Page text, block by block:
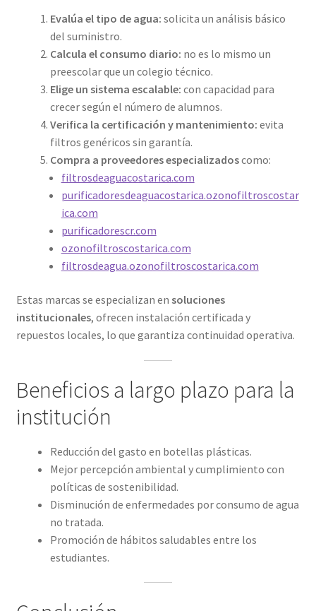
Evalúa el tipo de agua: solicita un análisis básico
del suministro.
Calcula el consumo diario: no es lo mismo un
preescolar que un colegio técnico.
Elige un sistema escalable: con capacidad para
crecer según el número de alumnos.
Verifica la certificación y mantenimiento: evita
filtros genéricos sin garantía.
Compra a proveedores especializadoscomo:
filtrosdeaguacostarica.com
purificadoresdeaguacostarica.ozonofiltroscostar
ica.com
purificadorescr.com
ozonofiltroscostarica.com
filtrosdeagua.ozonofiltroscostarica.com
Estas marcas se especializan en soluciones
institucionales, ofrecen instalación certificada y
repuestos locales, lo que garantiza continuidad operativa.
Beneficios a largo plazo para la
institución
Reducción del gasto en botellas plásticas.
Mejor percepción ambiental y cumplimiento con
políticas de sostenibilidad.
Disminución de enfermedades por consumo de agua
no tratada.
Promoción de hábitos saludables entre los
estudiantes.